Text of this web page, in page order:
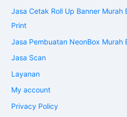
Jasa Cetak Roll Up Banner Murah
Print
Jasa Pembuatan NeonBox Murah
Jasa Scan
Layanan
My account
Privacy Policy